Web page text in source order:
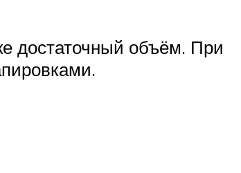
достаточный объём. При